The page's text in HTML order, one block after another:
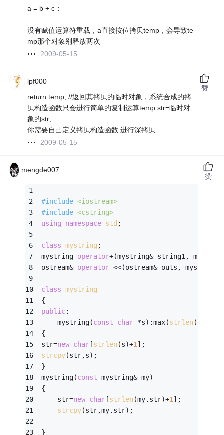
a = b + c；
没有赋值运算符重载，a直接按位拷贝temp，会导致te
mp那个对象别释放两次
2009-05-15
lpf000
return temp; //返回其拷贝的临时对象，系统合成的拷
贝构造函数只会进行简单的复制运算temp.str=临时对
象的str;
你需要自己定义拷贝构造函数 进行深拷贝
2009-05-15
赞
mengde007
#include <iostream>
#include <cstring>
using
namespace std ;
class mystring ;
mystring operator+(mystring& string1,
ostream& operator <<(ostream& outs,
class mystring
{
public:
	mystring(
const char *s):max(strlen(s))
{
str=new char [strlen(s)+1];
strcpy(str,s);
}
mystring(const mystring& my)
{
	str=
new char [strlen(my.str)+1];
strcpy(str,my.str);
}
赞